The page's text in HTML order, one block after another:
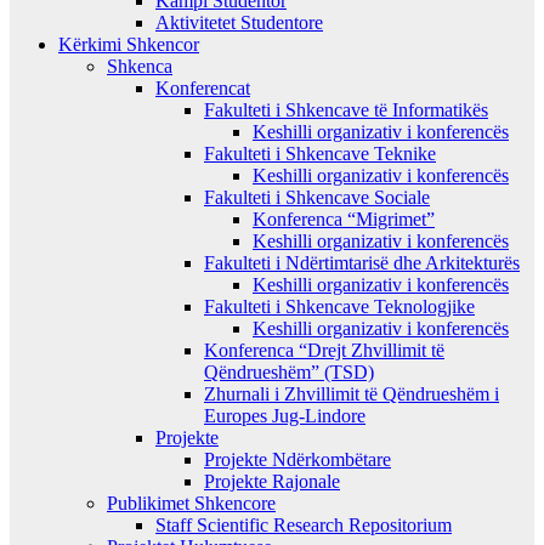
Aktivitetet Studentore
Kërkimi Shkencor
Shkenca
Konferencat
Fakulteti i Shkencave të Informatikës
Keshilli organizativ i konferencës
Fakulteti i Shkencave Teknike
Keshilli organizativ i konferencës
Fakulteti i Shkencave Sociale
Konferenca “Migrimet”
Keshilli organizativ i konferencës
Fakulteti i Ndërtimtarisë dhe Arkitekturës
Keshilli organizativ i konferencës
Fakulteti i Shkencave Teknologjike
Keshilli organizativ i konferencës
Konferenca “Drejt Zhvillimit të
Qëndrueshëm” (TSD)
Zhurnali i Zhvillimit të Qëndrueshëm i
Europes Jug-Lindore
Projekte
Projekte Ndërkombëtare
Projekte Rajonale
Publikimet Shkencore
Staff Scientific Research Repositorium